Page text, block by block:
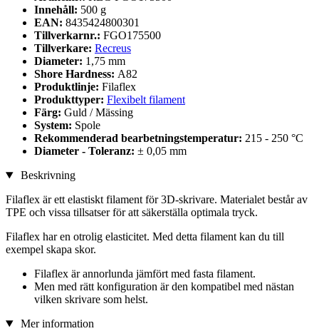
Innehåll: 500 g
EAN: 8435424800301
Tillverkarnr.: FGO175500
Tillverkare: Recreus
Diameter: 1,75 mm
Shore Hardness: A82
Produktlinje: Filaflex
Produkttyper: Flexibelt filament
Färg: Guld / Mässing
System: Spole
Rekommenderad bearbetningstemperatur: 215 - 250 °C
Diameter - Toleranz: ± 0,05 mm
Beskrivning
Filaflex är ett elastiskt filament för 3D-skrivare. Materialet består av
TPE och vissa tillsatser för att säkerställa optimala tryck.
Filaflex har en otrolig elasticitet. Med detta filament kan du till
exempel skapa skor.
Filaflex är annorlunda jämfört med fasta filament.
Men med rätt konfiguration är den kompatibel med nästan
vilken skrivare som helst.
Mer information